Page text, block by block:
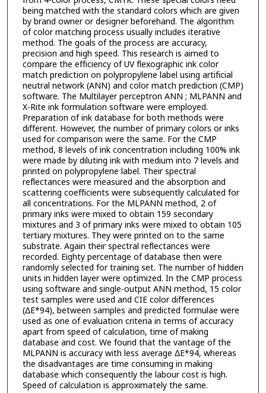
being matched with the standard colors which are given
by brand owner or designer beforehand. The algorithm
of color matching process usually includes iterative
method. The goals of the process are accuracy,
precision and high speed. This research is aimed to
compare the efficiency of UV flexographic ink color
match prediction on polypropylene label using artificial
neutral network (ANN) and color match prediction (CMP)
software. The Multilayer perceptron ANN ; MLPANN and
X-Rite ink formulation software were employed.
Preparation of ink database for both methods were
different. However, the number of primary colors or inks
used for comparison were the same. For the CMP
method, 8 levels of ink concentration including 100% ink
were made by diluting ink with medium into 7 levels and
printed on polypropylene label. Their spectral
reflectances were measured and the absorption and
scattering coefficients were subsequently calculated for
all concentrations. For the MLPANN method, 2 of
primary inks were mixed to obtain 159 secondary
mixtures and 3 of primary inks were mixed to obtain 105
tertiary mixtures. They were printed on to the same
substrate. Again their spectral reflectances were
recorded. Eighty percentage of database then were
randomly selected for training set. The number of hidden
units in hidden layer were optimized. In the CMP process
using software and single-output ANN method, 15 color
test samples were used and CIE color differences
(ΔE*94), between samples and predicted formulae were
used as one of evaluation criteria in terms of accuracy
apart from speed of calculation, time of making
database and cost. We found that the vantage of the
MLPANN is accuracy with less average ΔE*94, whereas
the disadvantages are time consuming in making
database which consequently the labour cost is high.
Speed of calculation is approximately the same.